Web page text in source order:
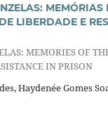
MEMÓRIAS
LIBERDADE E
MEMORIES OF
IN PRISON
Haydenée Gomes